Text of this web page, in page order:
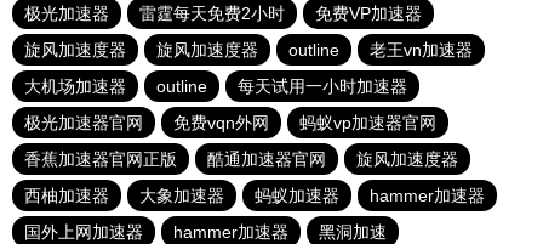
极光加速器
雷霆每天免费2小时
免费VP加速器
旋风加速度器
旋风加速度器 outline
老王vn加速器
大机场加速器
outline
每天试用一小时加速器
极光加速器官网
免费vqn外网
蚂蚁vp加速器官网
香蕉加速器官网正版
酷通加速器官网
旋风加速度器
西柚加速器
大象加速器 蚂蚁加速器
hammer加速器
国外上网加速器
hammer加速器 黑洞加速